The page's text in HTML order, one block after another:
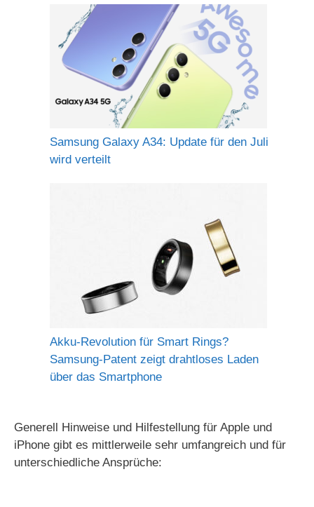
Samsung Galaxy A34: Update für den Juli
wird verteilt
Akku-Revolution für Smart Rings?
Samsung-Patent zeigt drahtloses Laden
über das Smartphone
Generell Hinweise und Hilfestellung für Apple und
iPhone gibt es mittlerweile sehr umfangreich und für
unterschiedliche Ansprüche: